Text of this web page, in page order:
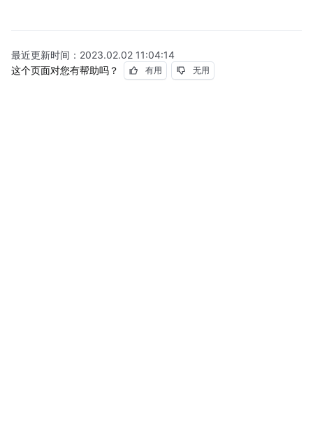
最近更新时间： 2023.02.02 11:04:14
这个页面对您有帮助吗？
有用 无用